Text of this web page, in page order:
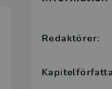
Redaktörer: